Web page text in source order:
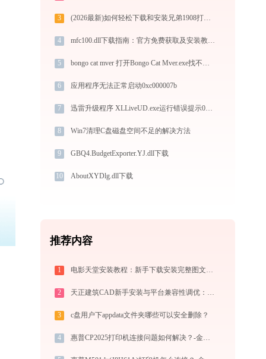
3 (2026最新)如何轻松下载和安装兄弟1908打印机驱动？跟着这篇指南走
4 mfc100.dll下载指南：官方免费获取及安装教程，解决DLL缺失问题
5 bongo cat mver 打开Bongo Cat Mver.exe找不到msvcr100.dll怎么办
6 应用程序无法正常启动0xc000007b
7 迅雷升级程序 XLLiveUD.exe运行错误提示0xc0000006的解决办法
8 Win7清理C盘磁盘空间不足的解决方法
9 GBQ4.BudgetExporter.YJ.dll下载
10 AboutXYDlg.dll下载
推荐内容
1 电影天堂安装教程：新手下载安装完整图文步骤
2 天正建筑CAD新手安装与平台兼容性调优：tianzhengcad.ijinshan.com 绿色上手秘籍
3 c盘用户下appdata文件夹哪些可以安全删除？
4 惠普CP2025打印机连接问题如何解决？-金山毒霸